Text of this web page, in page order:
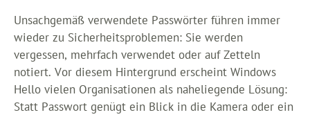
Unsachgemäß verwendete Passwörter führen immer
wieder zu Sicherheitsproblemen: Sie werden
vergessen, mehrfach verwendet oder auf Zetteln
notiert. Vor diesem Hintergrund erscheint Windows
Hello vielen Organisationen als naheliegende Lösung:
Statt Passwort genügt ein Blick in die Kamera oder ein